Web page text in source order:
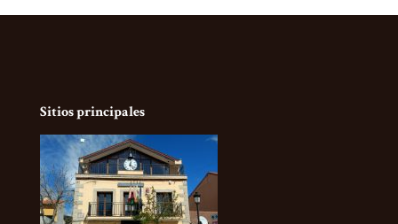
Sitios principales